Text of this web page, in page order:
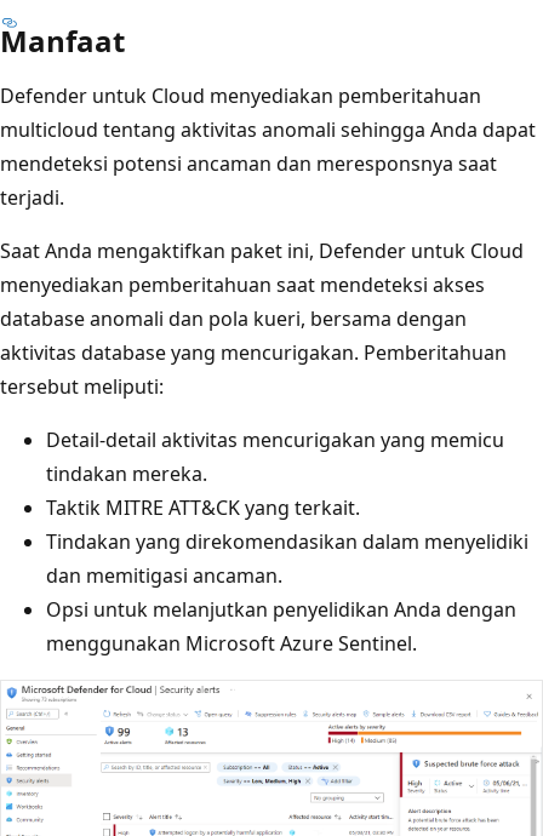
Manfaat
Defender untuk Cloud menyediakan pemberitahuan
multicloud tentang aktivitas anomali sehingga Anda dapat
mendeteksi potensi ancaman dan meresponsnya saat
terjadi.
Saat Anda mengaktifkan paket ini, Defender untuk Cloud
menyediakan pemberitahuan saat mendeteksi akses
database anomali dan pola kueri, bersama dengan
aktivitas database yang mencurigakan. Pemberitahuan
tersebut meliputi:
Detail-detail aktivitas mencurigakan yang memicu
tindakan mereka.
Taktik MITRE ATT&CK yang terkait.
Tindakan yang direkomendasikan dalam menyelidiki
dan memitigasi ancaman.
Opsi untuk melanjutkan penyelidikan Anda dengan
menggunakan Microsoft Azure Sentinel.